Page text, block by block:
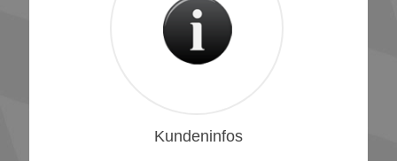
Kundeninfos